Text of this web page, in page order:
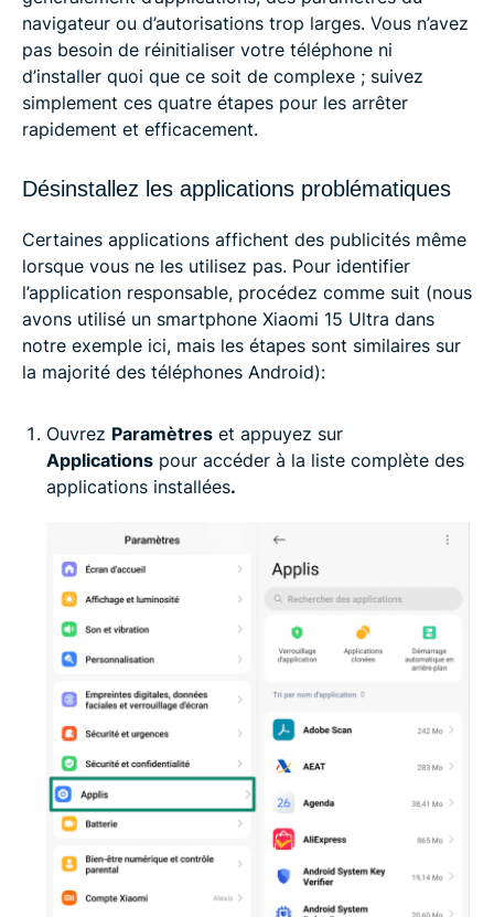
navigateur ou d’autorisations trop larges. Vous n’avez
pas besoin de réinitialiser votre téléphone ni
d’installer quoi que ce soit de complexe ; suivez
simplement ces quatre étapes pour les arrêter
rapidement et efficacement.
Désinstallez les applications problématiques
Certaines applications affichent des publicités même
lorsque vous ne les utilisez pas. Pour identifier
l’application responsable, procédez comme suit (nous
avons utilisé un smartphone Xiaomi 15 Ultra dans
notre exemple ici, mais les étapes sont similaires sur
la majorité des téléphones Android):
Ouvrez Paramètres et appuyez sur
Applications pour accéder à la liste complète des
applications installées.